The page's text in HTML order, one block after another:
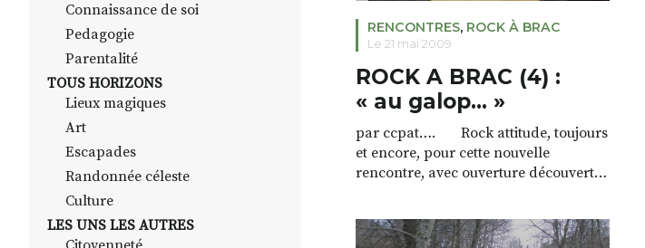
RENCONTRES, ROCK À BRAC
Le 21 mai 2009
ROCK A BRAC (4) :
« au galop… »
par ccpat…. Rock attitude, toujours
et encore, pour cette nouvelle
rencontre, avec ouverture découverte
fois-ci, au grand galop ! Suivons donc
Connaissance de soi
Pedagogie
Parentalité
TOUS HORIZONS
Lieux magiques
Art
Escapades
Randonnée céleste
Culture
LES UNS LES AUTRES